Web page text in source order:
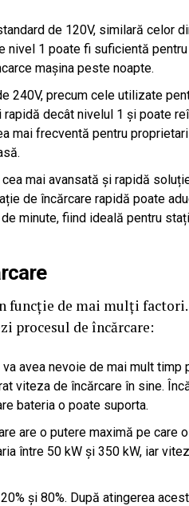
de 120V, similară celor
nivel 1 poate fi suficientă pentru
mașina peste noapte.
240V, precum cele utilizate
decât nivelul 1 și poate
mai frecventă pentru
mai avansată și rapidă
de încărcare rapidă poate
minute, fiind ideală pentru
funcție de mai mulți factori.
procesul de încărcare:
avea nevoie de mai mult timp
viteza de încărcare în sine.
bateria o poate suporta.
are o putere maximă pe care
între 50 kW și 350 kW, iar
și 80%. După atingerea